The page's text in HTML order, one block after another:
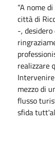
“A nome
città di
-,
realizzare
mezzo di
flusso
sfida